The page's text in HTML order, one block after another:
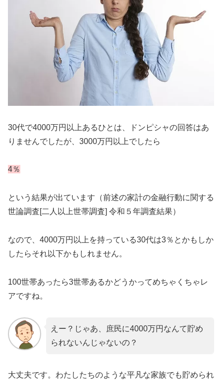
30代で4000万円以上あるひとは、ドンピシャの回答はあ
りませんでしたが、3000万円以上でしたら
4％
という結果が出ています（前述の家計の金融行動に関する
世論調査[二人以上世帯調査] 令和５年調査結果）
なので、4000万円以上を持っている30代は3％とかもしか
したらそれ以下かもしれません。
100世帯あったら3世帯あるかどうかってめちゃくちゃレ
アですね。
えー？じゃあ、庶民に4000万円なんて貯め
られないんじゃないの？
大丈夫です。わたしたちのような平凡な家族でも貯められ